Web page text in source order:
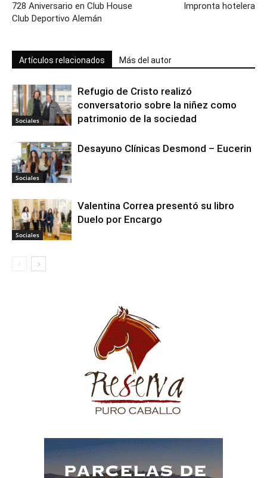
728 Aniversario en Club House
Club Deportivo Alemán
Impronta hotelera
Artículos relacionados Más del autor
Sociales
Refugio de Cristo realizó
conversatorio sobre la niñez como
patrimonio de la sociedad
Sociales
Desayuno Clínicas Desmond – Eucerin
Sociales
Valentina Correa presentó su libro
Duelo por Encargo